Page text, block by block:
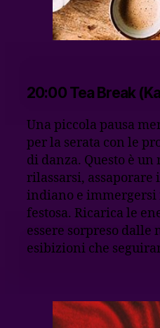
20:00 Tea Break
Una piccola pausa
per la serata con le
di danza. Questo è
rilassarsi,
indiano e immergersi
festosa. Ricarica le
essere sorpreso dalle
esibizioni che